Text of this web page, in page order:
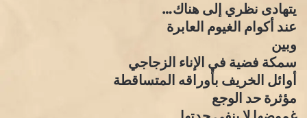
يتهادى نظري إلى هناك…
عند أكوام الغيوم العابرة
وبين
سمكة فضية في الإناء الزجاجي
أوائل الخريف بأوراقه المتساقطة
مؤثرة حد الوجع